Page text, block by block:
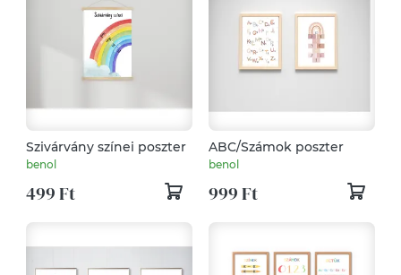
Szivárvány színei poszter
benol
499 Ft
ABC/Számok poszter
benol
999 Ft